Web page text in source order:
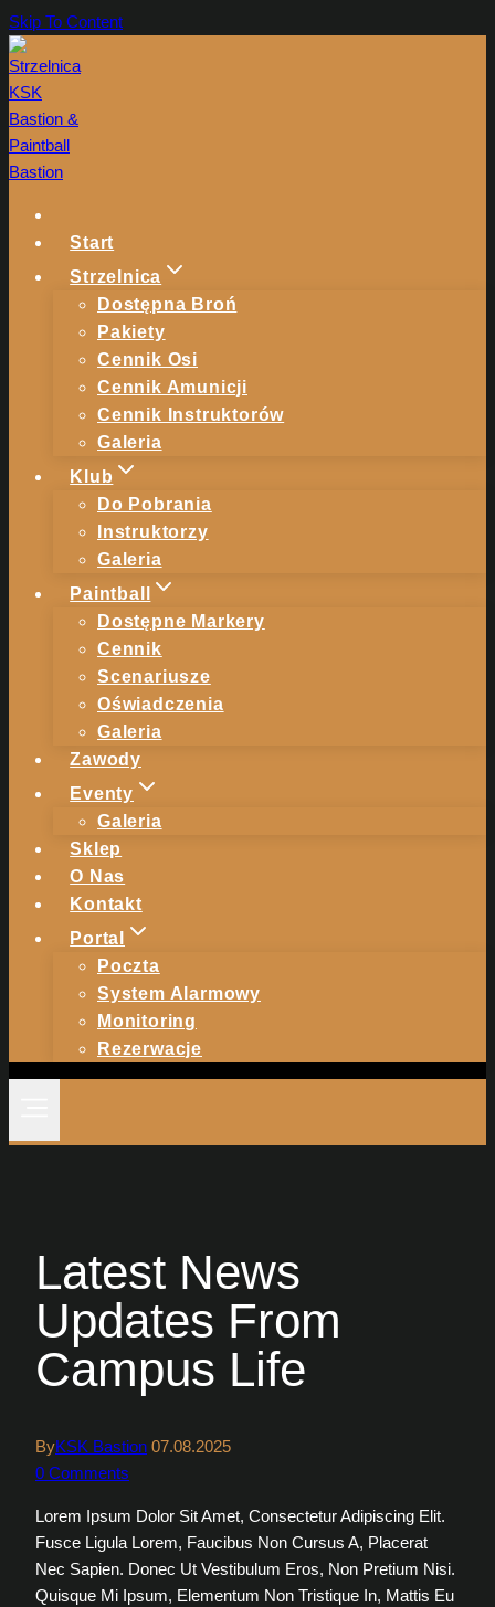
Skip To Content
Start
Strzelnica
Dostępna Broń
Pakiety
Cennik Osi
Cennik Amunicji
Cennik Instruktorów
Galeria
Klub
Do Pobrania
Instruktorzy
Galeria
Paintball
Dostępne Markery
Cennik
Scenariusze
Oświadczenia
Galeria
Zawody
Eventy
Galeria
Sklep
O Nas
Kontakt
Portal
Poczta
System Alarmowy
Monitoring
Rezerwacje
Latest News
Updates From
Campus Life
ByKSK Bastion 07.08.2025
0 Comments
Lorem Ipsum Dolor Sit Amet, Consectetur Adipiscing Elit.
Fusce Ligula Lorem, Faucibus Non Cursus A, Placerat
Nec Sapien. Donec Ut Vestibulum Eros, Non Pretium Nisi.
Quisque Mi Ipsum, Elementum Non Tristique In, Mattis Eu